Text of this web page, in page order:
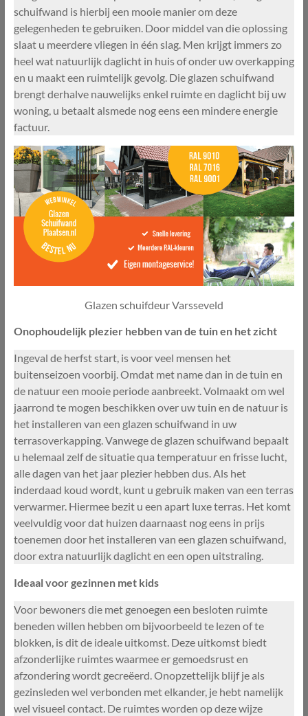
schuifwand is hierbij een mooie manier om deze
gelegenheden te gebruiken. Door middel van die oplossing
slaat u meerdere vliegen in één slag. Men krijgt immers zo
heel wat natuurlijk daglicht in huis of onder uw overkapping
en u maakt een ruimtelijk gevolg. Die glazen schuifwand
brengt derhalve nauwelijks enkel ruimte en daglicht bij uw
woning, u betaalt alsmede nog eens een mindere energie
factuur.
Glazen schuifdeur Varsseveld
Onophoudelijk plezier hebben van de tuin en het zicht
Ingeval de herfst start, is voor veel mensen het
buitenseizoen voorbij. Omdat met name dan in de tuin en
de natuur een mooie periode aanbreekt. Volmaakt om wel
jaarrond te mogen beschikken over uw tuin en de natuur is
het installeren van een glazen schuifwand in uw
terrasoverkapping. Vanwege de glazen schuifwand bepaalt
u helemaal zelf de situatie qua temperatuur en frisse lucht,
alle dagen van het jaar plezier hebben dus. Als het
inderdaad koud wordt, kunt u gebruik maken van een terras
verwarmer. Hiermee bezit u een apart luxe terras. Het komt
veelvuldig voor dat huizen daarnaast nog eens in prijs
toenemen door het installeren van een glazen schuifwand,
door extra natuurlijk daglicht en een open uitstraling.
Ideaal voor gezinnen met kids
Voor bewoners die met genoegen een besloten ruimte
beneden willen hebben om bijvoorbeeld te lezen of te
blokken, is dit de ideale uitkomst. Deze uitkomst biedt
afzonderlijke ruimtes waarmee er gemoedsrust en
afzondering wordt gecreëerd. Onopzettelijk blijf je als
gezinsleden wel verbonden met elkander, je hebt namelijk
wel visueel contact. De ruimtes worden op deze wijze